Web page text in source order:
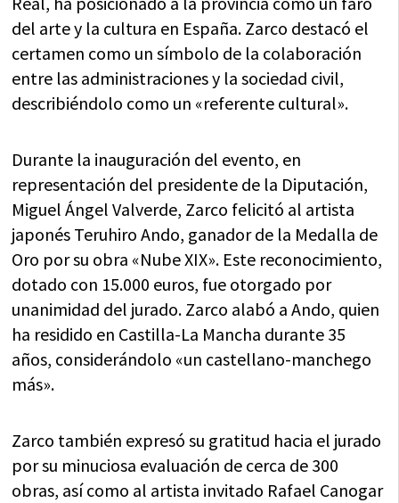
del arte y la cultura en España. Zarco destacó el
certamen como un símbolo de la colaboración
entre las administraciones y la sociedad civil,
describiéndolo como un «referente cultural».
Durante la inauguración del evento, en
representación del presidente de la Diputación,
Miguel Ángel Valverde, Zarco felicitó al artista
japonés Teruhiro Ando, ganador de la Medalla de
Oro por su obra «Nube XIX». Este reconocimiento,
dotado con 15.000 euros, fue otorgado por
unanimidad del jurado. Zarco alabó a Ando, quien
ha residido en Castilla-La Mancha durante 35
años, considerándolo «un castellano-manchego
más».
Zarco también expresó su gratitud hacia el jurado
por su minuciosa evaluación de cerca de 300
obras, así como al artista invitado Rafael Canogar